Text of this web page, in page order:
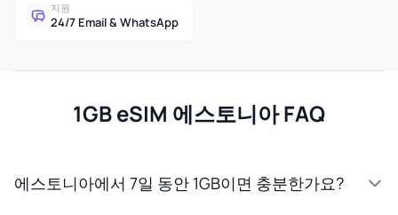
지원
24/7 Email & WhatsApp
1GB eSIM 에스토니아 FAQ
에스토니아에서 7일 동안 1GB이면 충분한가요?